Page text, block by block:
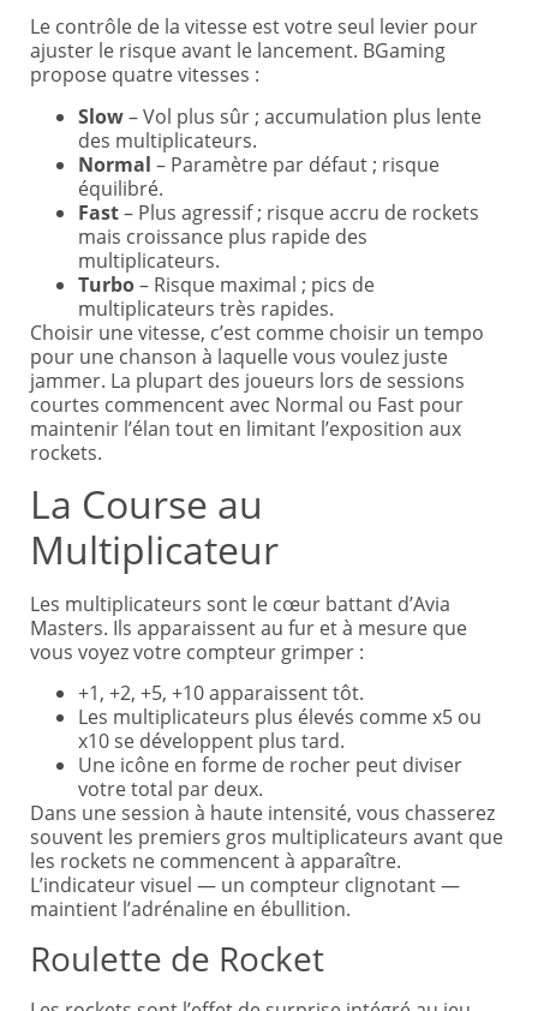
Le contrôle de la vitesse est votre seul levier pour
ajuster le risque avant le lancement. BGaming
propose quatre vitesses :
Slow– Vol plus sûr ; accumulation plus lente
des multiplicateurs.
Normal – Paramètre par défaut ; risque
équilibré.
Fast– Plus agressif ; risque accru de rockets
mais croissance plus rapide des
multiplicateurs.
Turbo– Risque maximal ; pics de
multiplicateurs très rapides.
Choisir une vitesse, c’est comme choisir un tempo
pour une chanson à laquelle vous voulez juste
jammer. La plupart des joueurs lors de sessions
courtes commencent avec Normal ou Fast pour
maintenir l’élan tout en limitant l’exposition aux
rockets.
La Course au
Multiplicateur
Les multiplicateurs sont le cœur battant d’Avia
Masters. Ils apparaissent au fur et à mesure que
vous voyez votre compteur grimper :
+1, +2, +5, +10 apparaissent tôt.
Les multiplicateurs plus élevés comme x5 ou
x10 se développent plus tard.
Une icône en forme de rocher peut diviser
votre total par deux.
Dans une session à haute intensité, vous chasserez
souvent les premiers gros multiplicateurs avant que
les rockets ne commencent à apparaître.
L’indicateur visuel — un compteur clignotant —
maintient l’adrénaline en ébullition.
Roulette de Rocket